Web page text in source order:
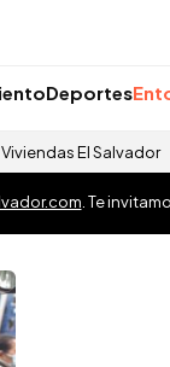
Deportes
Viviendas El Salvador
. Te